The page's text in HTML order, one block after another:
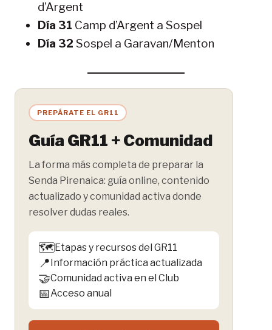
d’Argent
Día 31 Camp d’Argent a Sospel
Día 32 Sospel a Garavan/Menton
PREPÁRATE EL GR11
Guía GR11 + Comunidad
La forma más completa de preparar la
Senda Pirenaica: guía online, contenido
actualizado y comunidad activa donde
resolver dudas reales.
🗺️Etapas y recursos del GR11
📍Información práctica actualizada
🤝Comunidad activa en el Club
📅Acceso anual